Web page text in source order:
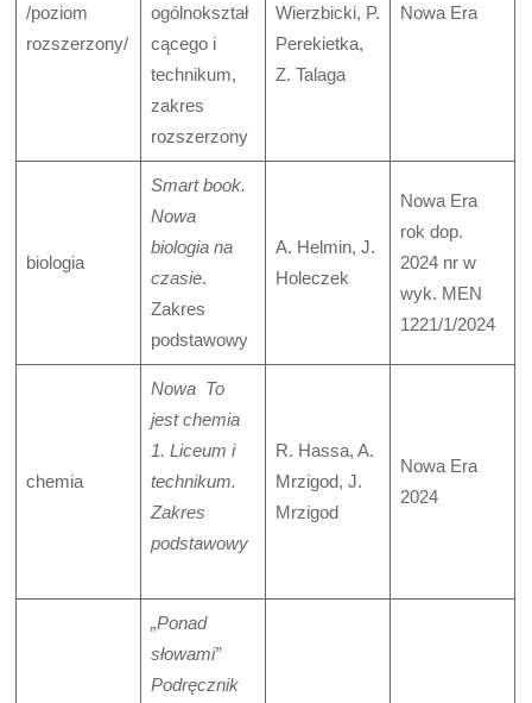
/poziom
rozszerzony/
ogólnokształ
cącego i
technikum,
zakres
rozszerzony
Wierzbicki, P.
Perekietka,
Z. Talaga
Nowa Era
biologia
Smart book.
Nowa
biologia na
czasie.
Zakres
podstawowy
A. Helmin, J.
Holeczek
Nowa Era
rok dop.
2024 nr w
wyk. MEN
1221/1/2024
chemia
Nowa To
jest chemia
1. Liceum i
technikum.
Zakres
podstawowy
R. Hassa, A.
Mrzigod, J.
Mrzigod
Nowa Era
2024
„Ponad
słowami”
Podręcznik